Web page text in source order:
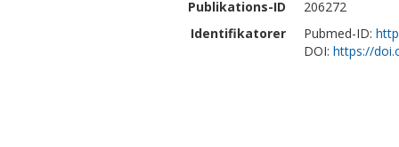
Publikations-ID
206272
Identifikatorer
Pubmed-ID:
DOI: https://